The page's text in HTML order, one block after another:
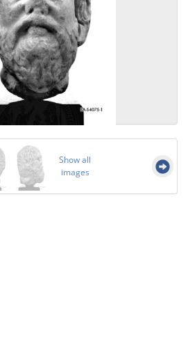
Show all
images